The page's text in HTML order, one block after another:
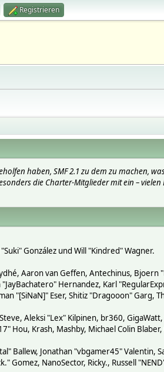
Registrieren
haben, SMF 2.1 zu dem zu machen,
die Charter-Mitglieder mit ein –
González und Will "Kindred" Wagner.
Aaron van Geffen, Antechinus,
"JayBachatero" Hernandez, Karl
"[SiNaN]" Eser, Shitiz "Dragooon"
Aleksi "Lex" Kilpinen, br360,
Hou, Krash, Mashby, Michael Colin
Ballew, Jonathan "vbgamer45" Valentin,
Gomez, NanoSector, Ricky., Russell